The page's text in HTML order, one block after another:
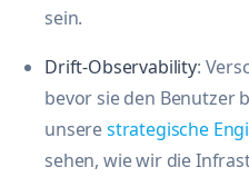
sein.
Drift-Observability:
bevor sie den Benutzer
unserestrategische
sehen, wie wir die